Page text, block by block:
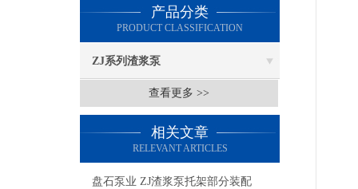
产品分类
PRODUCT CLASSIFICATION
ZJ系列渣浆泵
查看更多 >>
相关文章
RELEVANT ARTICLES
盘石泵业 ZJ渣浆泵托架部分装配